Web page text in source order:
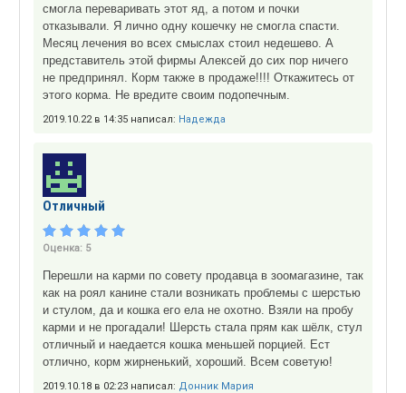
смогла переваривать этот яд, а потом и почки
отказывали. Я лично одну кошечку не смогла спасти.
Месяц лечения во всех смыслах стоил недешево. А
представитель этой фирмы Алексей до сих пор ничего
не предпринял. Корм также в продаже!!!! Откажитесь от
этого корма. Не вредите своим подопечным.
2019.10.22 в 14:35 написал: Надежда
Отличный
Оценка: 5
Перешли на карми по совету продавца в зоомагазине, так
как на роял канине стали возникать проблемы с шерстью
и стулом, да и кошка его ела не охотно. Взяли на пробу
карми и не прогадали! Шерсть стала прям как шёлк, стул
отличный и наедается кошка меньшей порцией. Ест
отлично, корм жирненький, хороший. Всем советую!
2019.10.18 в 02:23 написал: Донник Мария